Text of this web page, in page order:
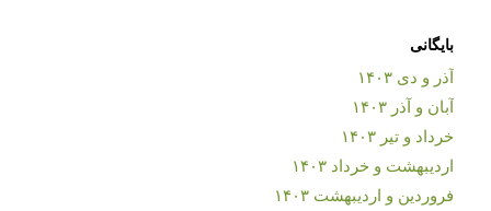
بایگانی
آذر و دی ۱۴۰۳
آبان و آذر ۱۴۰۳
خرداد و تیر ۱۴۰۳
اردیبهشت و خرداد ۱۴۰۳
فروردین و اردیبهشت ۱۴۰۳